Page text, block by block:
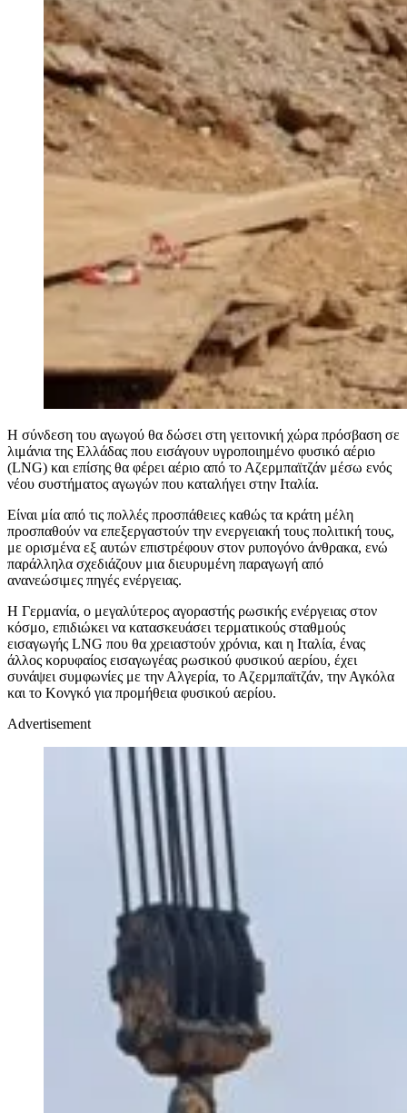
Η σύνδεση του αγωγού θα δώσει στη γειτονική χώρα πρόσβαση σε
λιμάνια της Ελλάδας που εισάγουν υγροποιημένο φυσικό αέριο
(LNG) και επίσης θα φέρει αέριο από το Αζερμπαϊτζάν μέσω ενός
νέου συστήματος αγωγών που καταλήγει στην Ιταλία.
Είναι μία από τις πολλές προσπάθειες καθώς τα κράτη μέλη
προσπαθούν να επεξεργαστούν την ενεργειακή τους πολιτική τους,
με ορισμένα εξ αυτών επιστρέφουν στον ρυπογόνο άνθρακα, ενώ
παράλληλα σχεδιάζουν μια διευρυμένη παραγωγή από
ανανεώσιμες πηγές ενέργειας.
Η Γερμανία, ο μεγαλύτερος αγοραστής ρωσικής ενέργειας στον
κόσμο, επιδιώκει να κατασκευάσει τερματικούς σταθμούς
εισαγωγής LNG που θα χρειαστούν χρόνια, και η Ιταλία, ένας
άλλος κορυφαίος εισαγωγέας ρωσικού φυσικού αερίου, έχει
συνάψει συμφωνίες με την Αλγερία, το Αζερμπαϊτζάν, την Αγκόλα
και το Κονγκό για προμήθεια φυσικού αερίου.
Advertisement